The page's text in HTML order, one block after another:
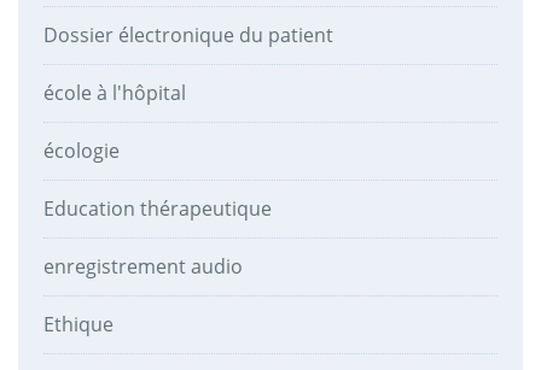
Dossier électronique du patient
école à l'hôpital
écologie
Education thérapeutique
enregistrement audio
Ethique